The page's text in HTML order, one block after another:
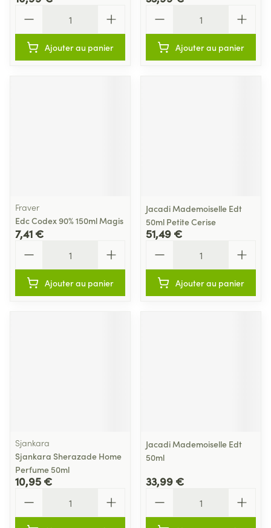
Ajouter au panier Ajouter au panier
Fraver
Edc Codex 90% 150ml Magis
7,41 €
Ajouter au panier
Jacadi Mademoiselle Edt
50ml Petite Cerise
51,49 €
Ajouter au panier
Sjankara
Sjankara Sherazade Home
Perfume 50ml
10,95 €
Jacadi Mademoiselle Edt
50ml
33,99 €